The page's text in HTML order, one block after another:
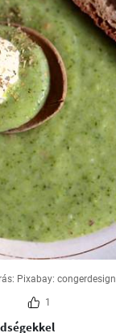
Pixabay: congerdesign
1